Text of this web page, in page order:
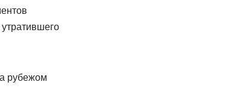
рубежом